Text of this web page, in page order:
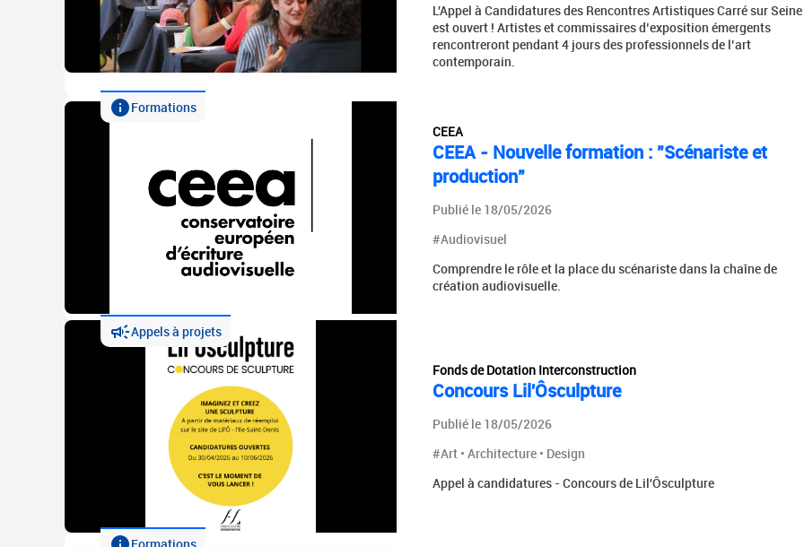
L'Appel à Candidatures des Rencontres Artistiques Carré sur Seine
est ouvert ! Artistes et commissaires d’exposition émergents
rencontreront pendant 4 jours des professionnels de l’art
contemporain.
Formations
CEEA
CEEA - Nouvelle formation : "Scénariste et
production"
Publié le 18/05/2026
#Audiovisuel
Comprendre le rôle et la place du scénariste dans la chaîne de
création audiovisuelle.
Appels à projets
Fonds de Dotation Interconstruction
Concours Lil'Ôsculpture
Publié le 18/05/2026
#Art • Architecture • Design
Appel à candidatures - Concours de Lil'Ôsculpture